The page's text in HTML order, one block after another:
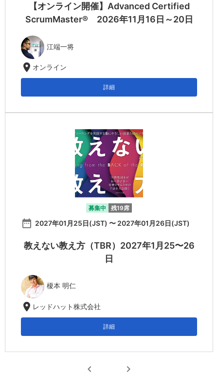
【オンライン開催】Advanced Certified
ScrumMaster® 2026年11月16日～20日
江端一将
location_on オンライン
詳細
募集中 残19席
date_range 2027年01月25日(JST) 〜 2027年01月26日(JST)
教えない教え方（TBR）2027年1月25〜26
日
榎本 明仁
location_on レッドハット株式会社
詳細
chevron_left chevron_right